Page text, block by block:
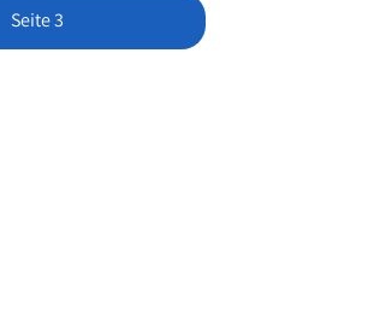
Seite 3